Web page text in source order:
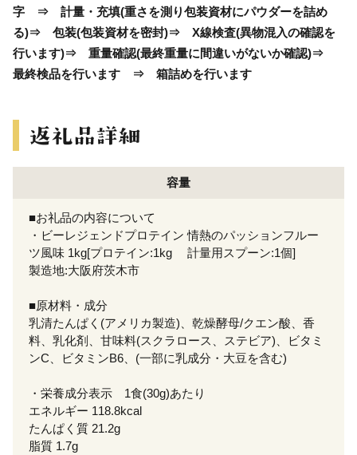
字 ⇒ 計量・充填(重さを測り包装資材にパウダーを詰め
る)⇒ 包装(包装資材を密封)⇒ X線検査(異物混入の確認を
行います)⇒ 重量確認(最終重量に間違いがないか確認)⇒
最終検品を行います ⇒ 箱詰めを行います
容量
■お礼品の内容について
・ビーレジェンドプロテイン 情熱のパッションフルー
ツ風味 1kg[プロテイン:1kg 計量用スプーン:1個]
製造地:大阪府茨木市
■原材料・成分
乳清たんぱく(アメリカ製造)、乾燥酵母/クエン酸、香
料、乳化剤、甘味料(スクラロース、ステビア)、ビタミ
ンC、ビタミンB6、(一部に乳成分・大豆を含む)
・栄養成分表示 1食(30g)あたり
エネルギー 118.8kcal
たんぱく質 21.2g
脂質 1.7g